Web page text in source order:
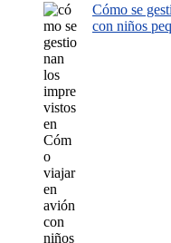
Cómo se
con niños